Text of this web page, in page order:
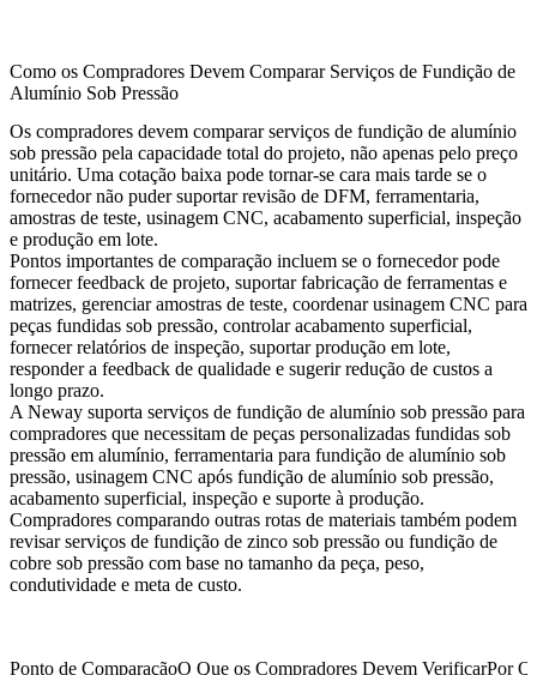
Como os Compradores Devem Comparar Serviços de Fundição de
Alumínio Sob Pressão
Os compradores devem comparar serviços de fundição de alumínio
sob pressão pela capacidade total do projeto, não apenas pelo preço
unitário. Uma cotação baixa pode tornar-se cara mais tarde se o
fornecedor não puder suportar revisão de DFM, ferramentaria,
amostras de teste, usinagem CNC, acabamento superficial, inspeção
e produção em lote.
Pontos importantes de comparação incluem se o fornecedor pode
fornecer feedback de projeto, suportarfabricação de ferramentas e
matrizes, gerenciar amostras de teste, coordenarusinagem CNC para
peças fundidas sob pressão, controlar acabamento superficial,
fornecer relatórios de inspeção, suportar produção em lote,
responder a feedback de qualidade e sugerir redução de custos a
longo prazo.
A Neway suporta serviços de fundição de alumínio sob pressão para
compradores que necessitam de peças personalizadas fundidas sob
pressão em alumínio, ferramentaria para fundição de alumínio sob
pressão, usinagem CNC após fundição de alumínio sob pressão,
acabamento superficial, inspeção e suporte à produção.
Compradores comparando outras rotas de materiais também podem
revisarserviços de fundição de zinco sob pressão ou fundição de
cobre sob pressão com base no tamanho da peça, peso,
condutividade e meta de custo.
Ponto de ComparaçãoO Que os Compradores Devem VerificarPor